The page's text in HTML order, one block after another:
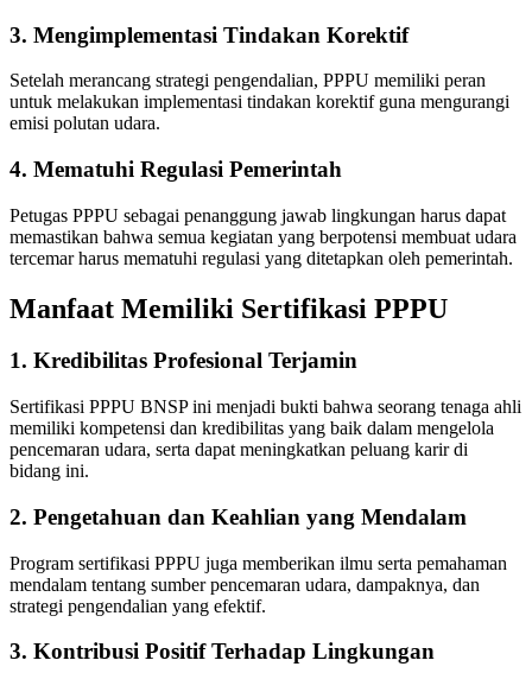
3. Mengimplementasi Tindakan Korektif
Setelah merancang strategi pengendalian, PPPU memiliki peran
untuk melakukan implementasi tindakan korektif guna mengurangi
emisi polutan udara.
4. Mematuhi Regulasi Pemerintah
Petugas PPPU sebagai penanggung jawab lingkungan harus dapat
memastikan bahwa semua kegiatan yang berpotensi membuat udara
tercemar harus mematuhi regulasi yang ditetapkan oleh pemerintah.
Manfaat Memiliki Sertifikasi PPPU
1. Kredibilitas Profesional Terjamin
Sertifikasi PPPU BNSP ini menjadi bukti bahwa seorang tenaga ahli
memiliki kompetensi dan kredibilitas yang baik dalam mengelola
pencemaran udara, serta dapat meningkatkan peluang karir di
bidang ini.
2. Pengetahuan dan Keahlian yang Mendalam
Program sertifikasi PPPU juga memberikan ilmu serta pemahaman
mendalam tentang sumber pencemaran udara, dampaknya, dan
strategi pengendalian yang efektif.
3. Kontribusi Positif Terhadap Lingkungan